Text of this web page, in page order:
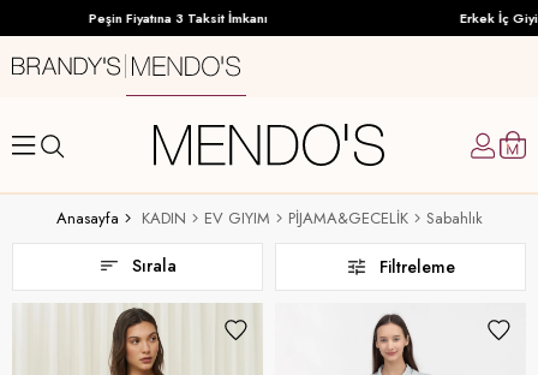
Peşin Fiyatına 3 Taksit İmkanı Erkek İç Giyimde
Anasayfa KADIN EV GIYIM PİJAMA&GECELİK Sabahlık
Filtreleme
Sırala